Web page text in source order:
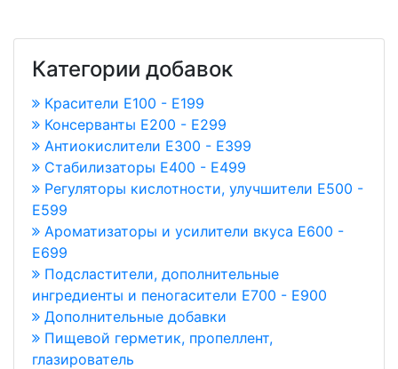
Категории добавок
Красители E100 - E199
Консерванты Е200 - Е299
Антиокислители Е300 - Е399
Стабилизаторы Е400 - Е499
Регуляторы кислотности, улучшители Е500 -
Е599
Ароматизаторы и усилители вкуса Е600 -
Е699
Подсластители, дополнительные
ингредиенты и пеногасители Е700 - Е900
Дополнительные добавки
Пищевой герметик, пропеллент,
глазирователь